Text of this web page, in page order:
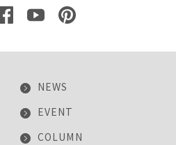
NEWS
EVENT
COLUMN